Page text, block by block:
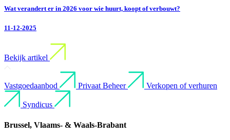
Wat verandert er in 2026 voor wie huurt, koopt of verbouwt?
11-12-2025
Bekijk artikel
Vastgoedaanbod Privaat Beheer Verkopen of verhuren
Syndicus
Brussel, Vlaams- & Waals-Brabant